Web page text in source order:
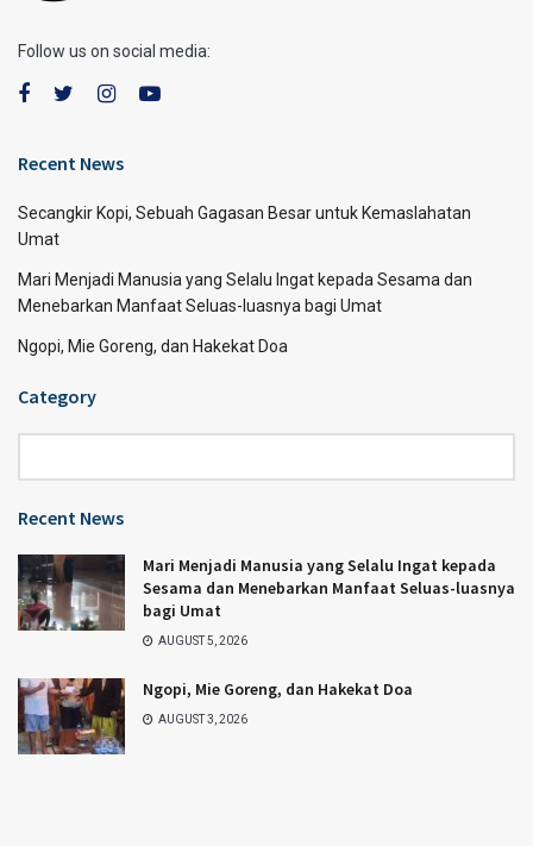
Follow us on social media:
Recent News
Secangkir Kopi, Sebuah Gagasan Besar untuk Kemaslahatan
Umat
Mari Menjadi Manusia yang Selalu Ingat kepada Sesama dan
Menebarkan Manfaat Seluas-luasnya bagi Umat
Ngopi, Mie Goreng, dan Hakekat Doa
Category
Recent News
Mari Menjadi Manusia yang Selalu Ingat kepada
Sesama dan Menebarkan Manfaat Seluas-luasnya
bagi Umat
AUGUST 5, 2026
Ngopi, Mie Goreng, dan Hakekat Doa
AUGUST 3, 2026